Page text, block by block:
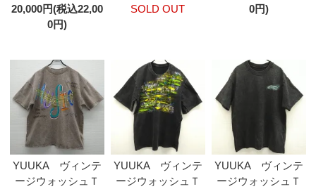
20,000円(税込22,00
0円)
SOLD OUT
0円)
YUUKA ヴィンテ
ージウォッシュＴ
YUUKA ヴィンテ
ージウォッシュＴ
YUUKA ヴィンテ
ージウォッシュＴ